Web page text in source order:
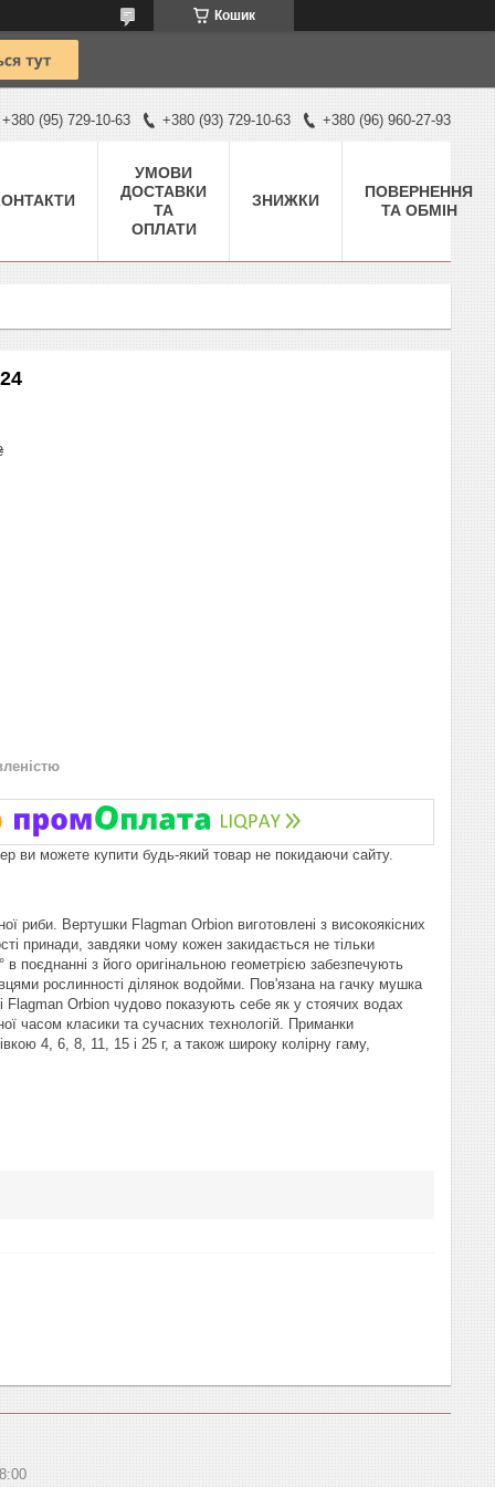
Кошик
+380 (95) 729-10-63 +380 (93) 729-10-63 +380 (96) 960-27-93
УМОВИ
ДОСТАВКИ
ТА
ОПЛАТИ
ЗНИЖКИ
ПОВЕРНЕННЯ
ТА ОБМІН
ви можете купити будь-який товар не покидаючи сайту.
Вертушки Flagman Orbion виготовлені з високоякісних
принади, завдяки чому кожен закидається не тільки
поєднанні з його оригінальною геометрією забезпечують
рослинності ділянок водойми. Пов'язана на гачку мушка
Flagman Orbion чудово показують себе як у стоячих водах
часом класики та сучасних технологій. Приманки
4, 6, 8, 11, 15 і 25 г, а також широку колірну гаму,